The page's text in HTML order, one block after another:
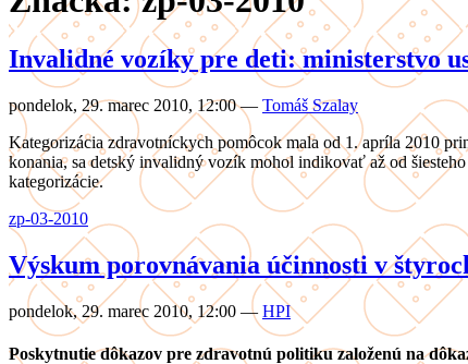
Invalidné vozíky pre deti: ministerstvo
pondelok, 29. marec 2010, 12:00 — Tomáš Szalay
Kategorizácia zdravotníckych pomôcok mala od 1. apríla 2010
konania, sa detský invalidný vozík mohol indikovať až od
kategorizácie.
zp-03-2010
Výskum porovnávania účinnosti v
pondelok, 29. marec 2010, 12:00 — HPI
Poskytnutie dôkazov pre zdravotnú politiku založenú na